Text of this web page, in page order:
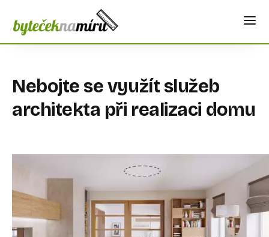
Nebojte se využít služeb
architekta při realizaci domu